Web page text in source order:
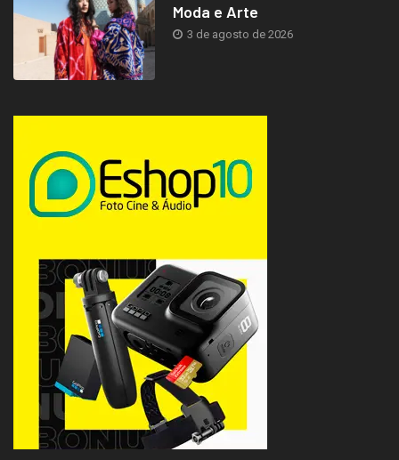
Moda e Arte
3 de agosto de 2026